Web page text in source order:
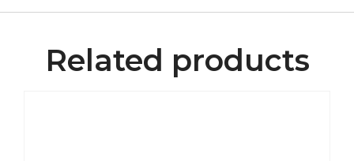
Related products